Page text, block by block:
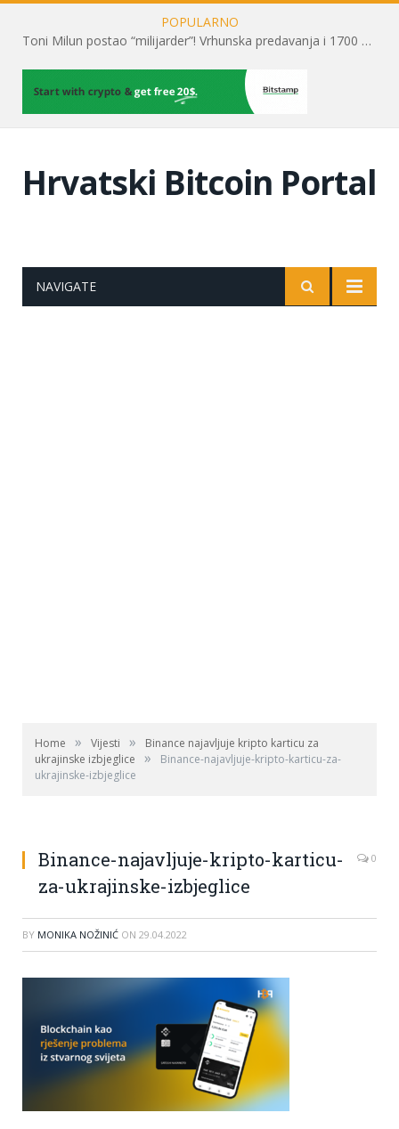
POPULARNO
Toni Milun postao “milijarder”! Vrhunska predavanja i 1700 posjetitelja obilježili su mjesec financijske pismenosti
Hrvatski Bitcoin Portal
NAVIGATE
Home » Vijesti »
Binance najavljuje kripto karticu za
ukrajinske izbjeglice
»
Binance-najavljuje-kripto-karticu-za-
ukrajinske-izbjeglice
Binance-najavljuje-kripto-karticu-
za-ukrajinske-izbjeglice
0
BY MONIKA NOŽINIĆ ON 29.04.2022